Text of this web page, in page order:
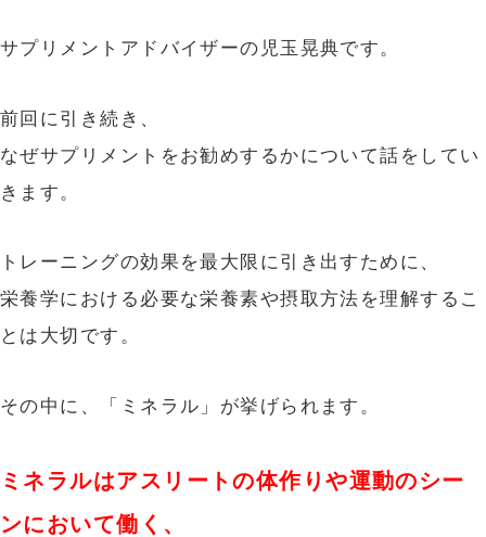
サプリメントアドバイザーの児玉晃典です。
前回に引き続き、
なぜサプリメントをお勧めするかについて話をしてい
きます。
トレーニングの効果を最大限に引き出すために、
栄養学における必要な栄養素や摂取方法を理解するこ
とは大切です。
その中に、「ミネラル」が挙げられます。
ミネラルはアスリートの体作りや運動のシー
ンにおいて働く、